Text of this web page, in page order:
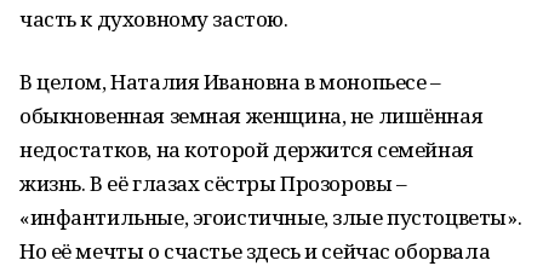
часть к духовному застою.
В целом, Наталия Ивановна в монопьесе –
обыкновенная земная женщина, не лишённая
недостатков, на которой держится семейная
жизнь. В её глазах сёстры Прозоровы –
«инфантильные, эгоистичные, злые пустоцветы».
Но её мечты о счастье здесь и сейчас оборвала